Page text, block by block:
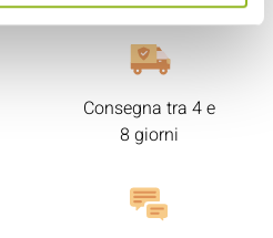
Consegna tra 4 e
8 giorni